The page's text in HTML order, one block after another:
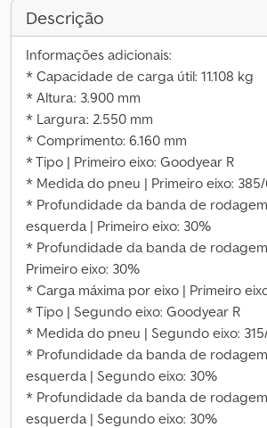
Descrição
Informações adicionais:
* Capacidade de carga útil: 11.108 kg
* Altura: 3.900 mm
* Largura: 2.550 mm
* Comprimento: 6.160 mm
* Tipo | Primeiro eixo: Goodyear R
* Medida do pneu | Primeiro eixo: 385/
* Profundidade da banda de
esquerda | Primeiro eixo: 30%
* Profundidade da banda de
Primeiro eixo: 30%
* Carga máxima por eixo | Primeiro
* Tipo | Segundo eixo: Goodyear R
* Medida do pneu | Segundo eixo:
* Profundidade da banda de
esquerda | Segundo eixo: 30%
* Profundidade da banda de
esquerda | Segundo eixo: 30%